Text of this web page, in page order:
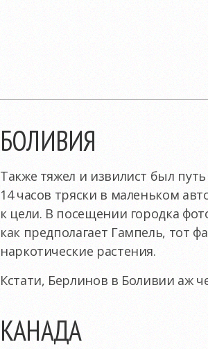
БОЛИВИЯ
Также тяжел и извилист был
14 часов тряски в маленьком
к цели. В посещении городка
как предполагает Гампель, тот
наркотические растения.
Кстати, Берлинов в Боливии аж
КАНАДА